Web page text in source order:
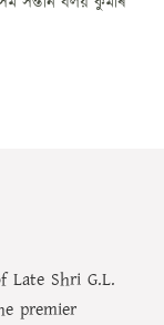
Late Shri G.L.
premier